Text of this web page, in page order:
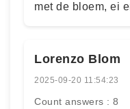
met de bloem, ei
Lorenzo Blom
2025-09-20 11:54:23
Count answers : 8